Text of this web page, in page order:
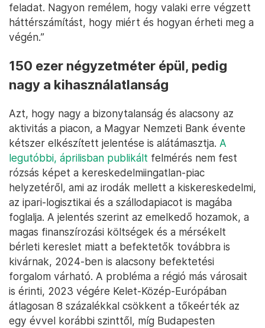
feladat. Nagyon remélem, hogy valaki erre végzett
háttérszámítást, hogy miért és hogyan érheti meg a
végén.”
150 ezer négyzetméter épül, pedig
nagy a kihasználatlanság
Azt, hogy nagy a bizonytalanság és alacsony az
aktivitás a piacon, a Magyar Nemzeti Bank évente
kétszer elkészített jelentése is alátámasztja. A
legutóbbi, áprilisban publikált felmérés nem fest
rózsás képet a kereskedelmiingatlan-piac
helyzetéről, ami az irodák mellett a kiskereskedelmi,
az ipari-logisztikai és a szállodapiacot is magába
foglalja. A jelentés szerint az emelkedő hozamok, a
magas finanszírozási költségek és a mérsékelt
bérleti kereslet miatt a befektetők továbbra is
kivárnak, 2024-ben is alacsony befektetési
forgalom várható. A probléma a régió más városait
is érinti, 2023 végére Kelet-Közép-Európában
átlagosan 8 százalékkal csökkent a tőkeérték az
egy évvel korábbi szinttől, míg Budapesten